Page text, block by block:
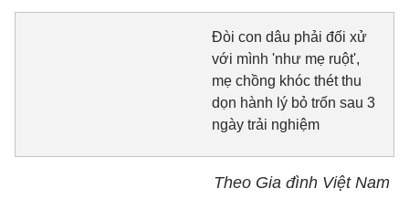
Đòi con dâu phải đối xử
với mình 'như mẹ ruột',
mẹ chồng khóc thét thu
dọn hành lý bỏ trốn sau 3
ngày trải nghiệm
Theo Gia đình Việt Nam